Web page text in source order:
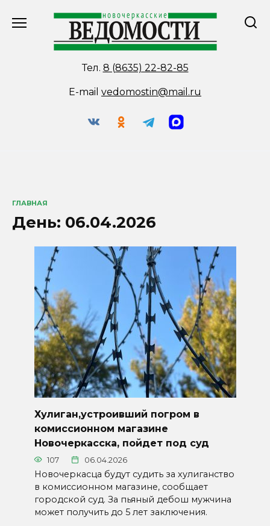
Тел. 8 (8635) 22-82-85
E-mail vedomostin@mail.ru
ГЛАВНАЯ
День: 06.04.2026
Хулиган,устроивший погром в
комиссионном магазине
Новочеркасска, пойдет под суд
107 06.04.2026
Новочеркасца будут судить за хулиганство
в комиссионном магазине, сообщает
городской суд. За пьяный дебош мужчина
может получить до 5 лет заключения.